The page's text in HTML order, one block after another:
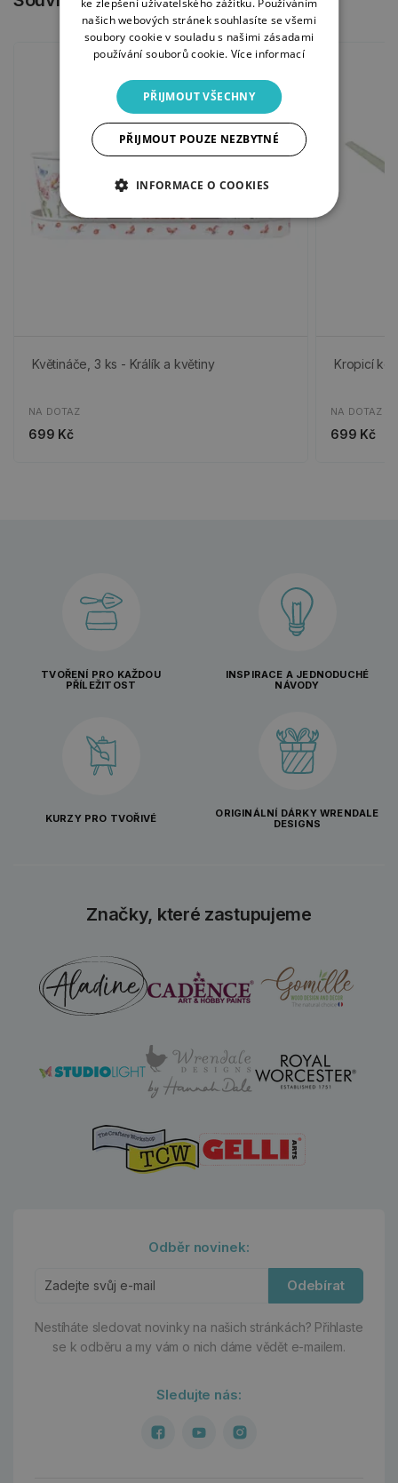
Květináče, 3 ks - Králík a květiny
NA DOTAZ
699 Kč
Kropicí
NA DOTAZ
699 Kč
TVOŘENÍ PRO KAŽDOU
PŘÍLEŽITOST
INSPIRACE A JEDNODUCHÉ
NÁVODY
KURZY PRO TVOŘIVÉ
ORIGINÁLNÍ DÁRKY WRENDALE
DESIGNS
Značky, které zastupujeme
Odběr novinek:
Odebírat
Nestíháte sledovat novinky na našich stránkách? Přihlaste
se k odběru a my vám o nich dáme vědět e-mailem.
Sledujte nás:
našich webových stránek souhlasíte se všemi
soubory cookie v souladu s našimi zásadami
používání souborů cookie. Více informací
PŘIJMOUT VŠECHNY
PŘIJMOUT POUZE NEZBYTNÉ
INFORMACE O COOKIES